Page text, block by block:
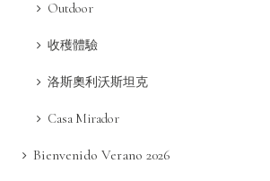
Outdoor
收穫體驗
洛斯奧利沃斯坦克
Casa Mirador
Bienvenido Verano 2026